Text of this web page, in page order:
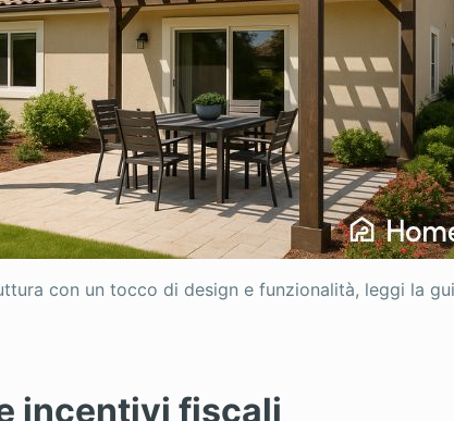
con un tocco di design e funzionalità, leggi la
incentivi fiscali